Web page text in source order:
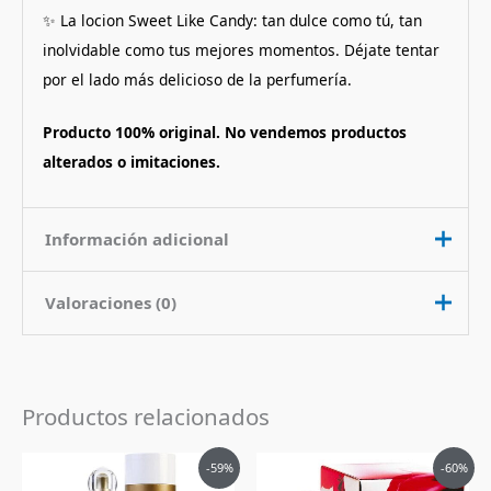
✨ La locion Sweet Like Candy: tan dulce como tú, tan
inolvidable como tus mejores momentos. Déjate tentar
por el lado más delicioso de la perfumería.
Producto 100% original. No vendemos productos
alterados o imitaciones.
Información adicional
Contenido
Pais de Origen Estados Unidos
Tipo de Perfume Eau de Parfum (edp)
Valoraciones (0)
Sé el primero en valorar “Perfume
Sweet Like Candy de Ariana Grande
Productos relacionados
-59%
El
precio
-60%
El
precio
precio